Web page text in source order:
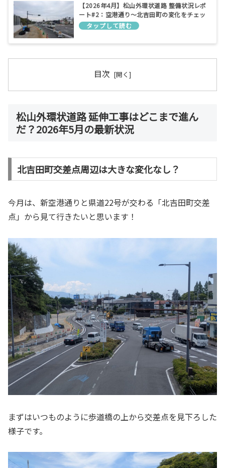
【2026年4月】松山外環状道路 整備状況レポ
ート#2：空港通り～北吉田町の変化をチェッ
ク
目次
松山外環状道路 延伸工事はどこまで進ん
だ？2026年5月の最新状況
北吉田町交差点周辺は大きな変化なし？
今月は、新空港通りと県道22号が交わる「北吉田町交差
点」から見て行きたいと思います！
まずはいつものように歩道橋の上から交差点を見下ろした
様子です。